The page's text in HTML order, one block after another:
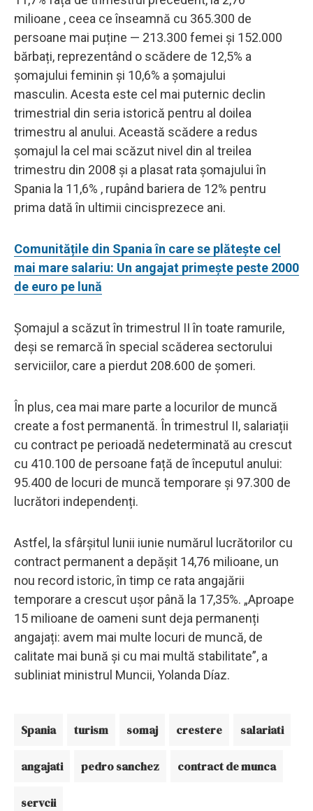
milioane , ceea ce înseamnă cu 365.300 de
persoane mai puține — 213.300 femei și 152.000
bărbați, reprezentând o scădere de 12,5% a
șomajului feminin și 10,6% a șomajului
masculin. Acesta este cel mai puternic declin
trimestrial din seria istorică pentru al doilea
trimestru al anului. Această scădere a redus
șomajul la cel mai scăzut nivel din al treilea
trimestru din 2008 și a plasat rata șomajului în
Spania la 11,6% , rupând bariera de 12% pentru
prima dată în ultimii cincisprezece ani.
Comunitățile din Spania în care se plătește cel
mai mare salariu: Un angajat primește peste 2000
de euro pe lună
Şomajul a scăzut în trimestrul II în toate ramurile,
deşi se remarcă în special scăderea sectorului
serviciilor, care a pierdut 208.600 de şomeri.
În plus, cea mai mare parte a locurilor de muncă
create a fost permanentă. În trimestrul II, salariații
cu contract pe perioadă nedeterminată au crescut
cu 410.100 de persoane față de începutul anului:
95.400 de locuri de muncă temporare și 97.300 de
lucrători independenți.
Astfel, la sfârșitul lunii iunie numărul lucrătorilor cu
contract permanent a depășit 14,76 milioane, un
nou record istoric, în timp ce rata angajării
temporare a crescut ușor până la 17,35%. „Aproape
15 milioane de oameni sunt deja permanenți
angajați: avem mai multe locuri de muncă, de
calitate mai bună și cu mai multă stabilitate”, a
subliniat ministrul Muncii, Yolanda Díaz.
Spania turism somaj crestere salariati
angajati pedro sanchez contract de munca
servcii